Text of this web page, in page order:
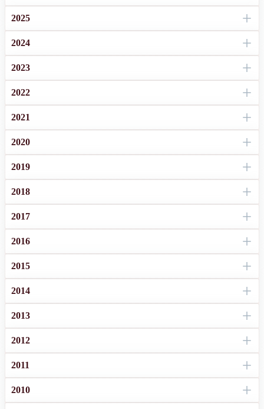
2025
2024
2023
2022
2021
2020
2019
2018
2017
2016
2015
2014
2013
2012
2011
2010